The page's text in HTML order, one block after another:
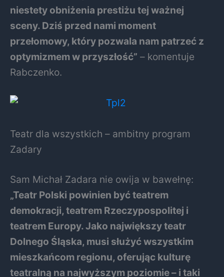
niestety obniżenia prestiżu tej ważnej
sceny. Dziś przed nami moment
przełomowy, który pozwala nam patrzeć z
optymizmem w przyszłość” – komentuje
Rabczenko.
Teatr dla wszystkich – ambitny program
Zadary
Sam Michał Zadara nie owija w bawełnę:
„Teatr Polski powinien być teatrem
demokracji, teatrem Rzeczypospolitej i
teatrem Europy. Jako największy teatr
Dolnego Śląska, musi służyć wszystkim
mieszkańcom regionu, oferując kulturę
teatralną na najwyższym poziomie – i taki